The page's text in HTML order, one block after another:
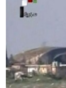
ပင်မ
အ
ညွန်း
အစ္စရေး-ပါလက်
အင်္ဂလိပ်စာလေ့
ရုပ်ရှင်ထဲက အင်္ဂ
သုတပဒေသာ အင်္
အပတ်စဉ်ကဏ္ဍမျာ
တီဗွီ
ရေဒီယိုနှင့်ရုပ်သံ
ရေဒီယို/တီဗွီအစီ
Learning